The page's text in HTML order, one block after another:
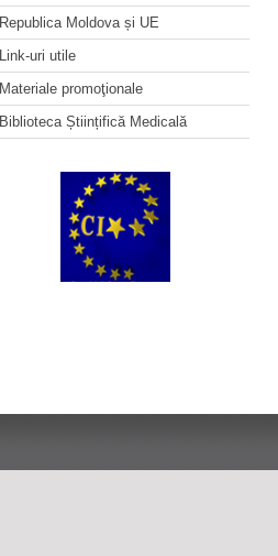
Republica Moldova și UE
Link-uri utile
Materiale promoţionale
Biblioteca Științifică Medicală